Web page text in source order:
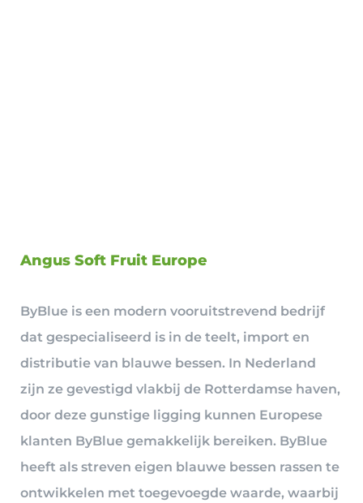
Angus Soft Fruit Europe
ByBlue is een modern vooruitstrevend bedrijf
dat gespecialiseerd is in de teelt, import en
distributie van blauwe bessen. In Nederland
zijn ze gevestigd vlakbij de Rotterdamse haven,
door deze gunstige ligging kunnen Europese
klanten ByBlue gemakkelijk bereiken. ByBlue
heeft als streven eigen blauwe bessen rassen te
ontwikkelen met toegevoegde waarde, waarbij